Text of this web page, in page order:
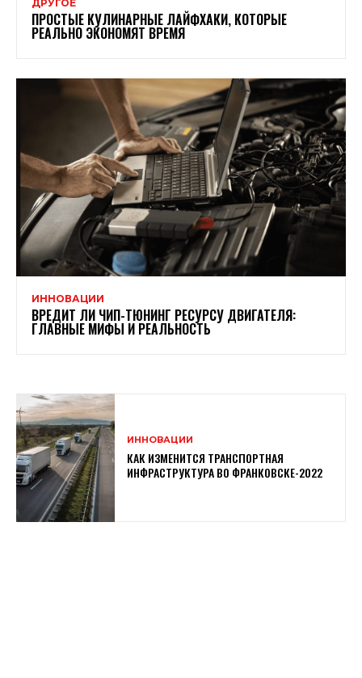
ДРУГОЕ
ПРОСТЫЕ КУЛИНАРНЫЕ ЛАЙФХАКИ, КОТОРЫЕ
РЕАЛЬНО ЭКОНОМЯТ ВРЕМЯ
ИННОВАЦИИ
ВРЕДИТ ЛИ ЧИП-ТЮНИНГ РЕСУРСУ ДВИГАТЕЛЯ:
ГЛАВНЫЕ МИФЫ И РЕАЛЬНОСТЬ
ИННОВАЦИИ
КАК ИЗМЕНИТСЯ ТРАНСПОРТНАЯ
ИНФРАСТРУКТУРА ВО ФРАНКОВСКЕ-2022